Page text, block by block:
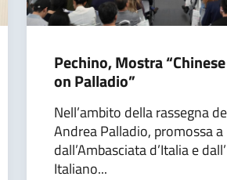
Pechino, Mostra
on Palladio”
Nell’ambito della rassegna
Andrea Palladio, promossa
dall’Ambasciata d’Italia e
Italiano...